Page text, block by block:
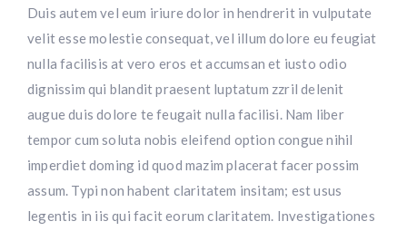
Duis autem vel eum iriure dolor in hendrerit in vulputate
velit esse molestie consequat, vel illum dolore eu feugiat
nulla facilisis at vero eros et accumsan et iusto odio
dignissim qui blandit praesent luptatum zzril delenit
augue duis dolore te feugait nulla facilisi. Nam liber
tempor cum soluta nobis eleifend option congue nihil
imperdiet doming id quod mazim placerat facer possim
assum. Typi non habent claritatem insitam; est usus
legentis in iis qui facit eorum claritatem. Investigationes